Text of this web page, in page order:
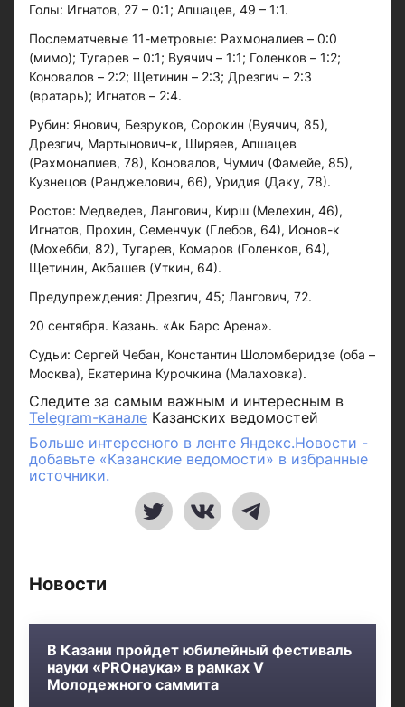
Голы: Игнатов, 27 – 0:1; Апшацев, 49 – 1:1.
Послематчевые 11-метровые: Рахмоналиев – 0:0
(мимо); Тугарев – 0:1; Вуячич – 1:1; Голенков – 1:2;
Коновалов – 2:2; Щетинин – 2:3; Дрезгич – 2:3
(вратарь); Игнатов – 2:4.
Рубин: Янович, Безруков, Сорокин (Вуячич, 85),
Дрезгич, Мартынович-к, Ширяев, Апшацев
(Рахмоналиев, 78), Коновалов, Чумич (Фамейе, 85),
Кузнецов (Ранджелович, 66), Уридия (Даку, 78).
Ростов: Медведев, Лангович, Кирш (Мелехин, 46),
Игнатов, Прохин, Семенчук (Глебов, 64), Ионов-к
(Мохебби, 82), Тугарев, Комаров (Голенков, 64),
Щетинин, Акбашев (Уткин, 64).
Предупреждения: Дрезгич, 45; Лангович, 72.
20 сентября. Казань. «Ак Барс Арена».
Судьи: Сергей Чебан, Константин Шоломберидзе (оба –
Москва), Екатерина Курочкина (Малаховка).
Следите за самым важным и интересным в
Telegram-канале Казанских ведомостей
Больше интересного в ленте Яндекс.Новости -
добавьте «Казанские ведомости» в избранные
источники.
Новости
В Казани пройдет юбилейный фестиваль
науки «PROнаука» в рамках V
Молодежного саммита